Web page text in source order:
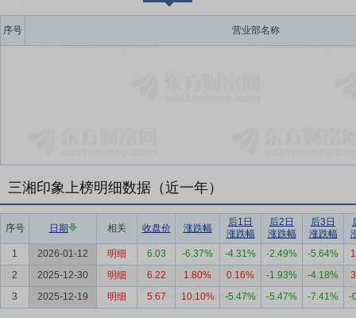
序号 营业部名称
三湘印象上榜明细数据（近一年）
序号 日期 相关 收盘价 涨跌幅
后1日
涨跌幅
后2日
涨跌幅
后3日
涨跌幅
1
2026-01-12 明细 6.03 -6.37% -4.31% -2.49% -5.64%
2
2025-12-30 明细 6.22 1.80% 0.16% -1.93% -4.18%
3
2025-12-19 明细 5.67 10.10% -5.47% -5.47% -7.41% -